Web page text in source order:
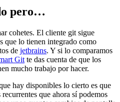
pero…
cohetes. El cliente git sigue
que lo tienen integrado como
de jetbrains. Y si lo comparamos
Git te das cuenta de que los
mucho trabajo por hacer.
hay disponibles lo cierto es que
que ahora sí podemos